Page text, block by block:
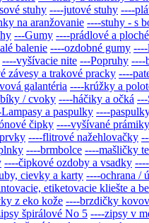
stuhy ----jutové stuhy ----
na aranžovanie ----stuhy - s
---Gumy ----prádlové a
balenie ----ozdobné gumy ----
----vyšívacie nite ---Popruhy ----
závesy a trakové pracky ----
galantéria ----krúžky a
/ cvoky ----háčiky a očká
a paspulky ----
čipky ----vyšívané prámiky
----flitrové nažehlovačky
----brmbolce ----mašličky
----čipkové ozdoby a vsadky
cievky a karty ----ochrana /
etiketovacie kliešte a
z eko kože ----brzdičky
špirálové No 5 ----zipsy v